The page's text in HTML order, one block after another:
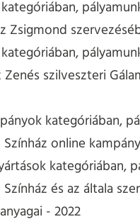
Zsigmond
szilveszteri
kategóriában,
online
kategóriában,
és az általa
- 2022